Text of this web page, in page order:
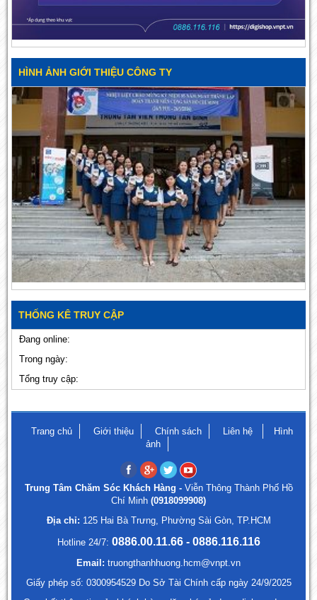
HÌNH ẢNH GIỚI THIỆU CÔNG TY
THỐNG KÊ TRUY CẬP
Đang online:
Trong ngày:
Tổng truy cập:
Trang chủ Giới thiệu Chính sách Liên hệ
Hình
ảnh
Trung Tâm Chăm Sóc Khách Hàng - Viễn Thông Thành Phố Hồ
Chí Minh (0918099908)
Địa chỉ: 125 Hai Bà Trưng, Phường Sài Gòn, TP.HCM
Hotline 24/7: 0886.00.11.66 - 0886.116.116
Email: truongthanhhuong.hcm@vnpt.vn
Giấy phép số: 0300954529 Do Sở Tài Chính cấp ngày 24/9/2025